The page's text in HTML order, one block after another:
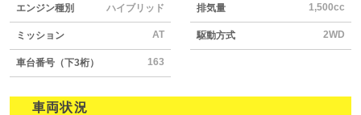
エンジン種別 ハイブリッド 排気量 1,500cc
ミッション AT 駆動方式 2WD
車台番号（下3桁） 163
車両状況